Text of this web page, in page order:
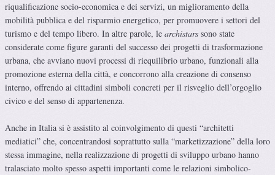
riqualificazione socio-economica e dei servizi, un miglioramento della
mobilità pubblica e del risparmio energetico, per promuovere i settori del
turismo e del tempo libero. In altre parole, le archistars sono state
considerate come figure garanti del successo dei progetti di trasformazione
urbana, che avviano nuovi processi di riequilibrio urbano, funzionali alla
promozione esterna della città, e concorrono alla creazione di consenso
interno, offrendo ai cittadini simboli concreti per il risveglio dell’orgoglio
civico e del senso di appartenenza.
Anche in Italia si è assistito al coinvolgimento di questi “architetti
mediatici” che, concentrandosi soprattutto sulla “marketizzazione” della loro
stessa immagine, nella realizzazione di progetti di sviluppo urbano hanno
tralasciato molto spesso aspetti importanti come le relazioni simbolico-